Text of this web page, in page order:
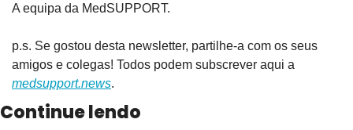
A equipa da MedSUPPORT.
p.s. Se gostou desta newsletter, partilhe-a com os seus
medsupport.news.
Continue lendo